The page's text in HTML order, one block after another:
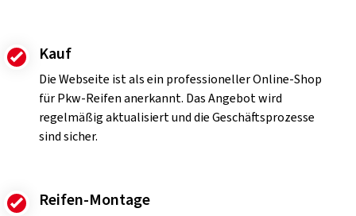
Kauf
Die Webseite ist als ein professioneller Online-Shop
für Pkw-Reifen anerkannt. Das Angebot wird
regelmäßig aktualisiert und die Geschäftsprozesse
sind sicher.
Reifen-Montage